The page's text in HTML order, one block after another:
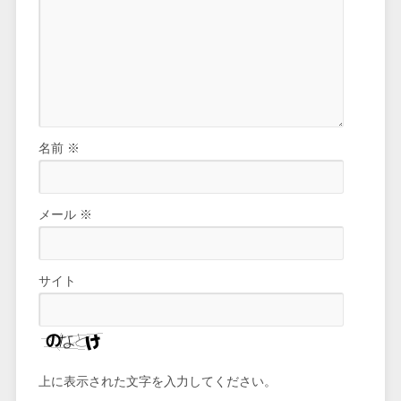
名前 ※
メール ※
サイト
上に表示された文字を入力してください。